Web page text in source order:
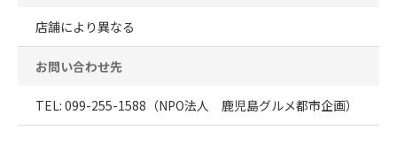
店舗により異なる
お問い合わせ先
TEL: 099-255-1588（NPO法人 鹿児島グルメ都市企画）